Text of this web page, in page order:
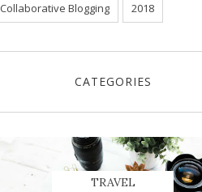
Collaborative Blogging 2018
CATEGORIES
TRAVEL